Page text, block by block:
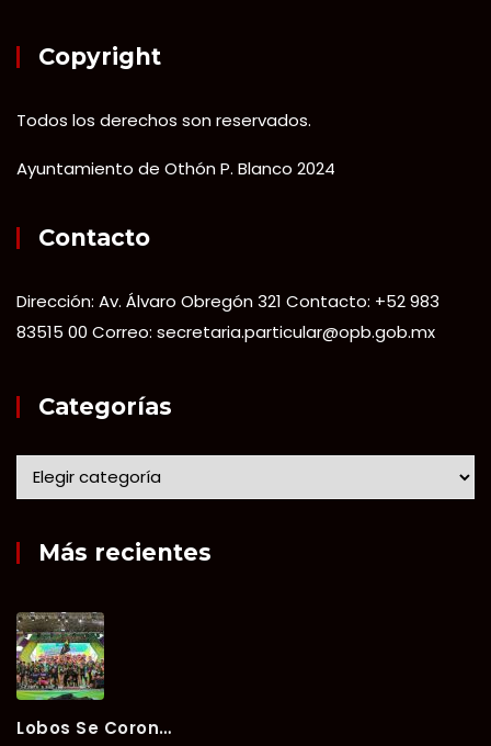
Copyright
Todos los derechos son reservados.
Ayuntamiento de Othón P. Blanco 2024
Contacto
Dirección: Av. Álvaro Obregón 321 Contacto: +52 983
83515 00 Correo: secretaria.particular@opb.gob.mx
Categorías
Más recientes
Lobos Se Corona Campeón Del Verano Xul-Há 2026 Tras Tres Días De Intensa Competencia.